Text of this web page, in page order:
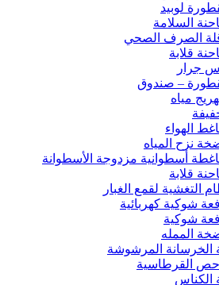
لوبيد
السلامة
الصرف الصحي
قلابة
جرار
– صندوق
مياه
الهواء
نزح المياه
أسطوانية مزدوجة الأسطوانة
قلابة
التغشية لقمع الغبار
شوكية كهربائية
شوكية
الممله
الخرسانة المرشوشة
القرطاسية
الكناس